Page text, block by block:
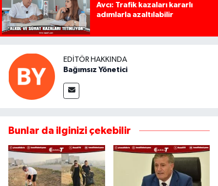
Avcı: Trafik kazaları kararlı
adımlarla azaltılabilir
EDITÖR HAKKINDA
Bağımsız Yönetici
Bunlar da ilginizi çekebilir